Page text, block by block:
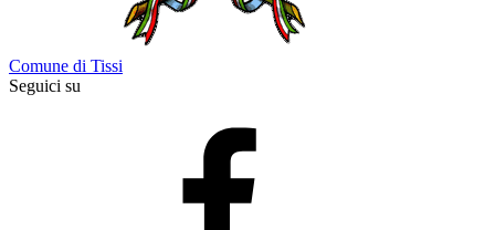
Comune di Tissi
Seguici su